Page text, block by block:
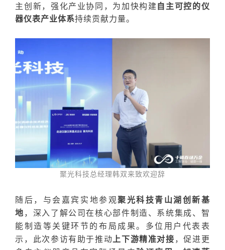
主创新，强化产业协同 ，为加快构建自主可控的仪
器仪表产业体系持续贡献力量。
聚光科技总经理韩双来致欢迎辞
随后，与会嘉宾实地参观聚光科技青山湖创新基
地，深入了解公司在核心部件制造、系统集成、智
能制造等关键环节的布局成果。多位用户代表表
示，此次参访有助于推动上下游精准对接，促进更